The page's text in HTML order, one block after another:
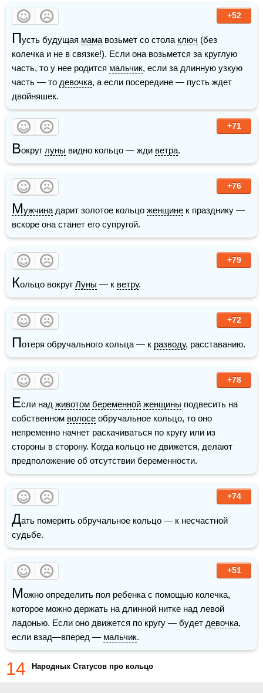
+52
Пусть будущая мама возьмет со стола ключ (без
колечка и не в связке!). Если она возьмется за круглую
часть, то у нее родится мальчик, если за длинную узкую
часть — то девочка, а если посередине — пусть ждет
двойняшек.
+71
Вокруг луны видно кольцо — жди ветра.
+76
Мужчина дарит золотое кольцо женщине к празднику —
вскоре она станет его супругой.
+79
Кольцо вокруг Луны — к ветру.
+72
Потеря обручального кольца — к разводу, расставанию.
+78
Если над животом беременной женщины подвесить на
собственном волосе обручальное кольцо, то оно
непременно начнет раскачиваться по кругу или из
стороны в сторону. Когда кольцо не движется, делают
предположение об отсутствии беременности.
+74
Дать померить обручальное кольцо — к несчастной
судьбе.
+51
Можно определить пол ребенка с помощью колечка,
которое можно держать на длинной нитке над левой
ладонью. Если оно движется по кругу — будет девочка,
если взад—вперед — мальчик.
14 Народных Статусов про кольцо